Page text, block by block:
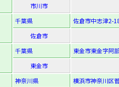
市川市
千葉県
佐倉市中志津2-
佐倉市
千葉県
東金市東金字阿
東金市
神奈川県
横浜市神奈川区